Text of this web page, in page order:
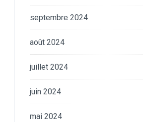
septembre 2024
août 2024
juillet 2024
juin 2024
mai 2024